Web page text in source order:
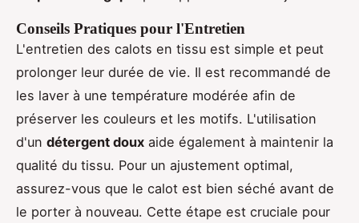
Conseils Pratiques pour l'Entretien
L'entretien des calots en tissu est simple et peut
prolonger leur durée de vie. Il est recommandé de
les laver à une température modérée afin de
préserver les couleurs et les motifs. L'utilisation
d'un détergent doux aide également à maintenir la
qualité du tissu. Pour un ajustement optimal,
assurez-vous que le calot est bien séché avant de
le porter à nouveau. Cette étape est cruciale pour